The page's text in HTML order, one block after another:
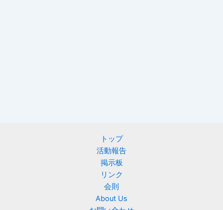
トップ
活動報告
掲示板
リンク
会則
About Us